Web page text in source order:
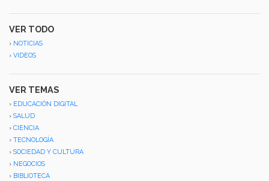
VER TODO
› NOTICIAS
› VIDEOS
VER TEMAS
› EDUCACIÓN DIGITAL
› SALUD
› CIENCIA
› TECNOLOGÍA
› SOCIEDAD Y CULTURA
› NEGOCIOS
› BIBLIOTECA